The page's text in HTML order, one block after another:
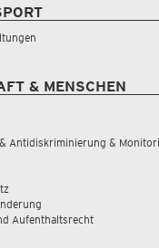
& MENSCHEN
Antidiskriminierung &
Aufenthaltsrecht